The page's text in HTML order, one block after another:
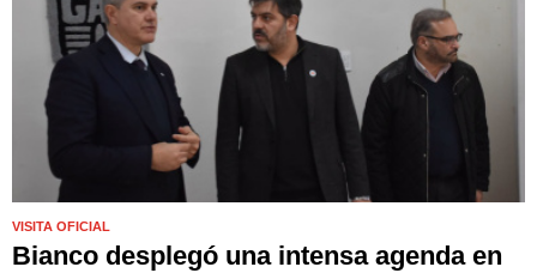
VISITA OFICIAL
Bianco desplegó una intensa agenda en